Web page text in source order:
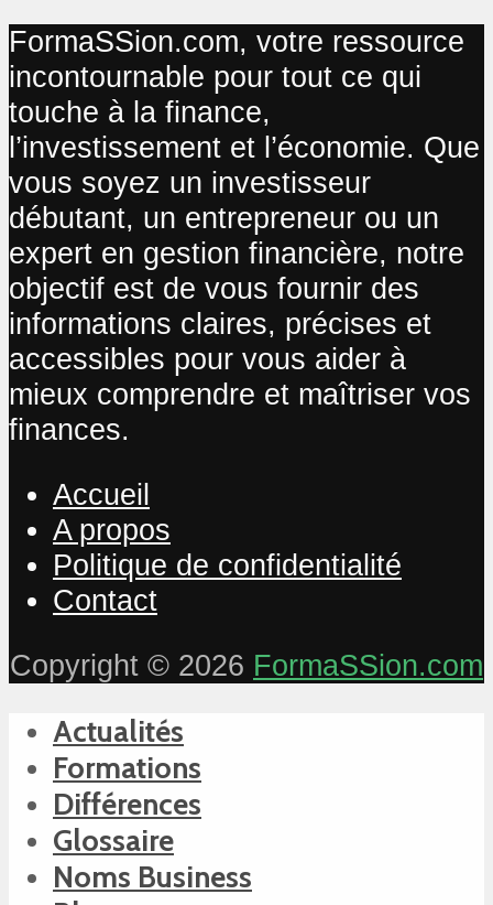
FormaSSion.com, votre ressource
incontournable pour tout ce qui
touche à la finance,
l’investissement et l’économie. Que
vous soyez un investisseur
débutant, un entrepreneur ou un
expert en gestion financière, notre
objectif est de vous fournir des
informations claires, précises et
accessibles pour vous aider à
mieux comprendre et maîtriser vos
finances.
Accueil
A propos
Politique de confidentialité
Contact
Copyright © 2026 FormaSSion.com
Actualités
Formations
Différences
Glossaire
Noms Business